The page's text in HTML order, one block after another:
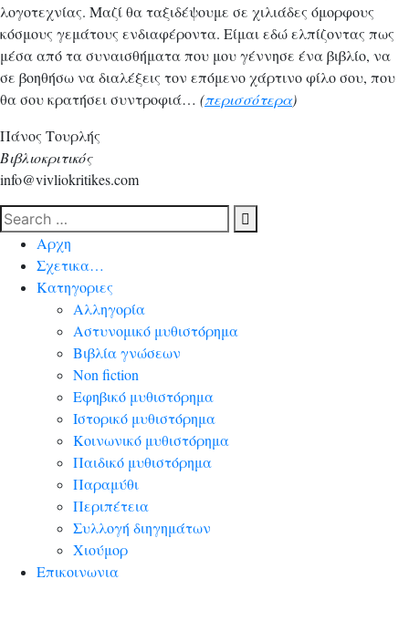
λογοτεχνίας. Μαζί θα ταξιδέψουμε σε χιλιάδες όμορφους
κόσμους γεμάτους ενδιαφέροντα. Είμαι εδώ ελπίζοντας πως
μέσα από τα συναισθήματα που μου γέννησε ένα βιβλίο, να
σε βοηθήσω να διαλέξεις τον επόμενο χάρτινο φίλο σου, που
θα σου κρατήσει συντροφιά… (περισσότερα)
Πάνος Τουρλής
Βιβλιοκριτικός
info@vivliokritikes.com
Αρχη
Σχετικα…
Κατηγοριες
Αλληγορία
Αστυνομικό μυθιστόρημα
Βιβλία γνώσεων
Non fiction
Εφηβικό μυθιστόρημα
Ιστορικό μυθιστόρημα
Κοινωνικό μυθιστόρημα
Παιδικό μυθιστόρημα
Παραμύθι
Περιπέτεια
Συλλογή διηγημάτων
Χιούμορ
Επικοινωνια